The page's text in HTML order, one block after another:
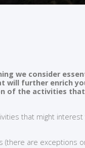
we consider
further enrich
of the activities
that might
(there are exceptions